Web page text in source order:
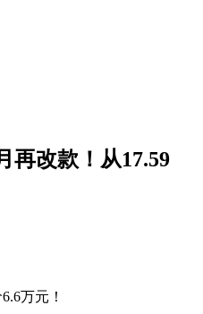
再改款！从17.59
万元！